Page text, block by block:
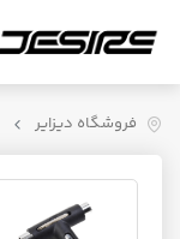
فروشگاه دیزایر